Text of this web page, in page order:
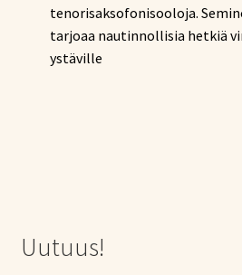
tenorisaksofonisooloja.
tarjoaa nautinnollisia hetkiä
ystäville
Uutuus!